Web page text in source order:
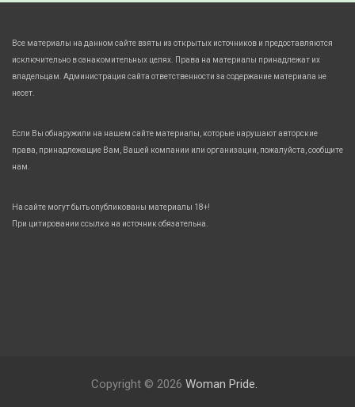
Все материалы на данном сайте взяты из открытых источников и предоставляются
исключительно в ознакомительных целях. Права на материалы принадлежат их
владельцам. Администрация сайта ответственности за содержание материала не
несет.
Если Вы обнаружили на нашем сайте материалы, которые нарушают авторские
права, принадлежащие Вам, Вашей компании или организации, пожалуйста, сообщите
нам.
На сайте могут быть опубликованы материалы 18+!
При цитировании ссылка на источник обязательна.
Copyright © 2026 Woman Pride.